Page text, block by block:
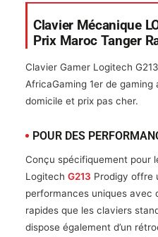
Clavier Mécanique
Prix Maroc Tanger
Clavier Gamer Logitech
AfricaGaming 1er de
domicile et prix pas cher.
POUR DES
Conçu spécifiquement pour
Logitech G213 Prodigy offre
performances uniques avec
rapides que les claviers
dispose également d’un